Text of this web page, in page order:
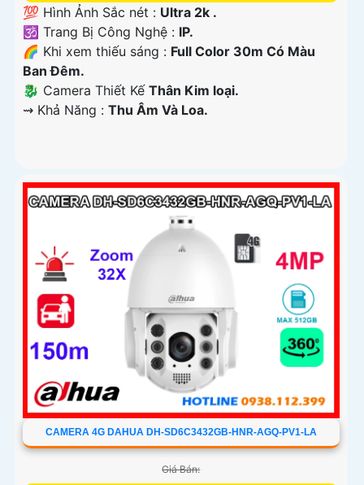
💯 Hình Ảnh Sắc nét : Ultra 2k .
🕉️ Trang Bị Công Nghệ : IP.
🌈 Khi xem thiếu sáng : Full Color 30m Có Màu
Ban Ðêm.
🐉️ Camera Thiết Kế Thân Kim loại.
️⇝ Khả Năng : Thu Âm Và Loa.
CAMERA 4G DAHUA DH-SD6C3432GB-HNR-AGQ-PV1-LA
Giá Bán: